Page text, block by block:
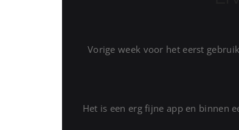
Vorige week voor het eerst
Het is een erg fijne app en binnen